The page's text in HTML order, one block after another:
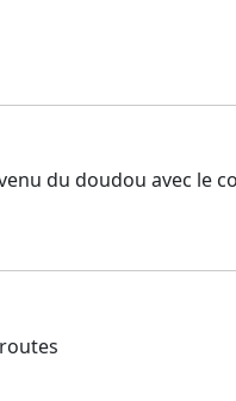
du doudou avec le